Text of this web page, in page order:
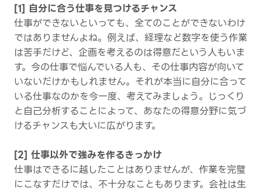
[1] 自分に合う仕事を見つけるチャンス
仕事ができないといっても、全てのことができないわけ
ではありませんよね。例えば、経理など数字を使う作業
は苦手だけど、企画を考えるのは得意だという人もいま
す。今の仕事で悩んでいる人も、その仕事内容が向いて
いないだけかもしれません。それが本当に自分に合って
いる仕事なのかを今一度、考えてみましょう。じっくり
と自己分析することによって、あなたの得意分野に気づ
けるチャンスも大いに広がります。
[2] 仕事以外で強みを作るきっかけ
仕事はできるに越したことはありませんが、作業を完璧
にこなすだけでは、不十分なこともあります。会社は生